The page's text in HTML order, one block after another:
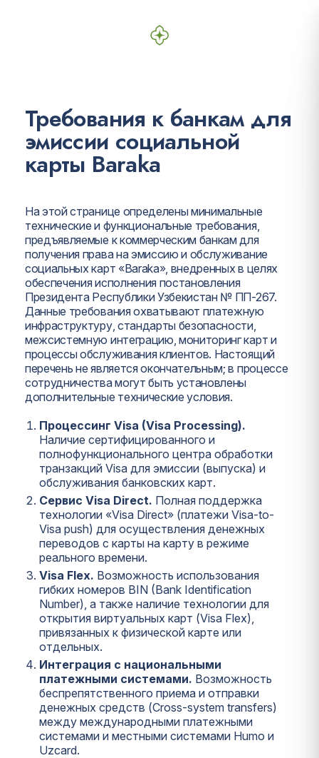
Требования к банкам для
эмиссии социальной
карты Baraka
На этой странице определены минимальные
технические и функциональные требования,
предъявляемые к коммерческим банкам для
получения права на эмиссию и обслуживание
социальных карт «Baraka», внедренных в целях
обеспечения исполнения постановления
Президента Республики Узбекистан № ПП-267.
Данные требования охватывают платежную
инфраструктуру, стандарты безопасности,
межсистемную интеграцию, мониторинг карт и
процессы обслуживания клиентов. Настоящий
перечень не является окончательным; в процессе
сотрудничества могут быть установлены
дополнительные технические условия.
Процессинг Visa (Visa Processing).
Наличие сертифицированного и
полнофункционального центра обработки
транзакций Visa для эмиссии (выпуска) и
обслуживания банковских карт.
Сервис Visa Direct. Полная поддержка
технологии «Visa Direct» (платежи Visa-to-
Visa push) для осуществления денежных
переводов с карты на карту в режиме
реального времени.
Visa Flex. Возможность использования
гибких номеров BIN (Bank Identification
Number), а также наличие технологии для
открытия виртуальных карт (Visa Flex),
привязанных к физической карте или
отдельных.
Интеграция с национальными
платежными системами. Возможность
беспрепятственного приема и отправки
денежных средств (Cross-system transfers)
между международными платежными
системами и местными системами Humo и
Uzcard.